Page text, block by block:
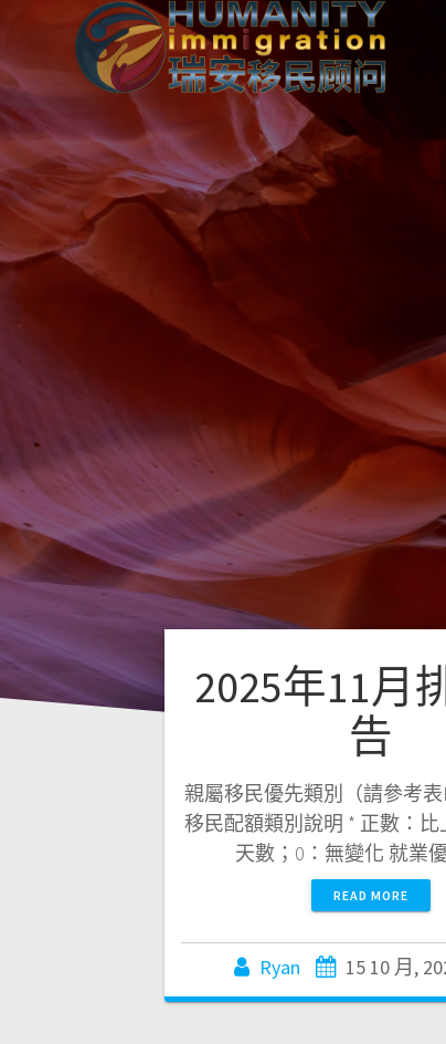
content
2025年11月
告
親屬移民優先類別（請參考
移民配額類別說明 * 正數：
天數；0：無變化 就業
READ MORE
Ryan 15 10 月,